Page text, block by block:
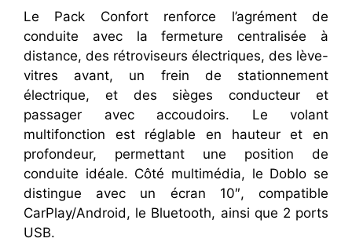
Le Pack Confort renforce l’agrément de
conduite avec la fermeture centralisée à
distance, des rétroviseurs électriques, des lève-
vitres avant, un frein de stationnement
électrique, et des sièges conducteur et
passager avec accoudoirs. Le volant
multifonction est réglable en hauteur et en
profondeur, permettant une position de
conduite idéale. Côté multimédia, le Doblo se
distingue avec un écran 10″, compatible
CarPlay/Android, le Bluetooth, ainsi que 2 ports
USB.